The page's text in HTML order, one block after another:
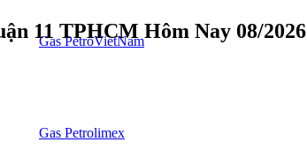
Gas PetroVietNam
Gas Petrolimex
11 TPHCM Hôm Nay 08/2026